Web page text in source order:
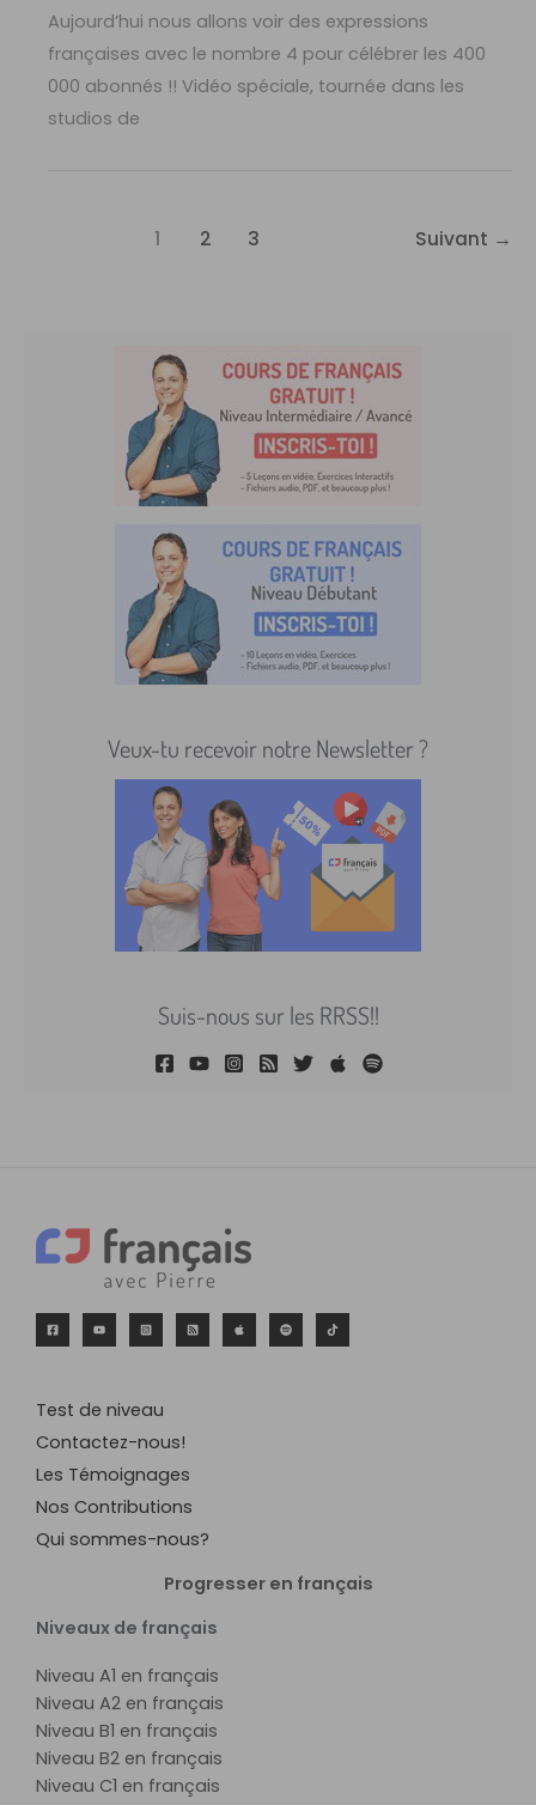
Aujourd’hui nous allons voir des expressions
françaises avec le nombre 4 pour célébrer les 400
000 abonnés !! Vidéo spéciale, tournée dans les
studios de
1 2 3 Suivant →
Veux-tu recevoir notre Newsletter ?
Suis-nous sur les RRSS!!
Test de niveau
Contactez-nous!
Les Témoignages
Nos Contributions
Qui sommes-nous?
Progresser en français
Niveaux de français
Niveau A1 en français
Niveau A2 en français
Niveau B1 en français
Niveau B2 en français
Niveau C1 en français